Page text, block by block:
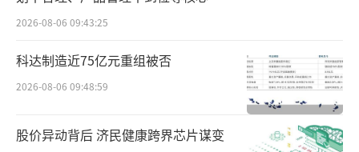
资产之一为浙石化炼化一体化项目，核心资产
之一浙石化炼化一体化项目，具备年加工4000
万吨原油、880万吨对二甲苯（PX）及420万吨
乙烯的能力。
点”
2026-08-06 09:43:25
科达制造近75亿元重组被否
2026-08-06 09:48:59
股价异动背后 济民健康跨界芯片谋变